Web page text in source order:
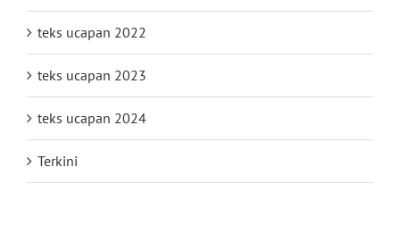
teks ucapan 2022
teks ucapan 2023
teks ucapan 2024
Terkini